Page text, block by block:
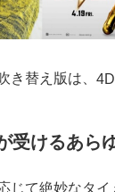
き替え版は、
受けるあら
じて絶妙なタ